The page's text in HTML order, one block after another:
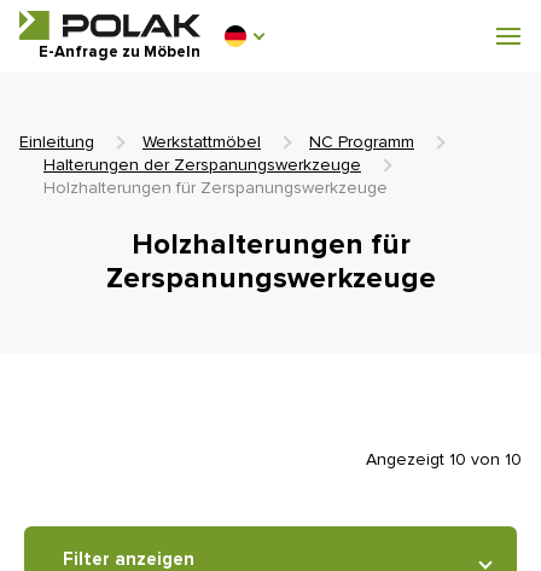
E-Anfrage zu Möbeln
Werkstattmöbel
0 €
einschl. MwSt.
Einleitung Werkstattmöbel
NC Programm
Halterungen der Zerspanungswerkzeuge
Holzhalterungen für Zerspanungswerkzeuge
Holzhalterungen für
Zerspanungswerkzeuge
Angezeigt 10 von 10
Filter anzeigen